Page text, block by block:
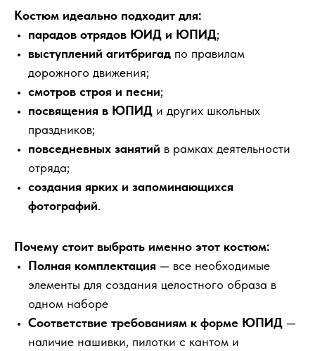
Костюм идеально подходит для:
парадов отрядов ЮИД и ЮПИД;
выступлений агитбригад по правилам
дорожного движения;
смотров строя и песни;
посвящения в ЮПИД и других школьных
праздников;
повседневных занятий в рамках деятельности
отряда;
создания ярких и запоминающихся
фотографий.
Почему стоит выбрать именно этот костюм:
Полная комплектация — все необходимые
элементы для создания целостного образа в
одном наборе
Соответствие требованиям к форме ЮПИД —
наличие нашивки, пилотки с кантом и